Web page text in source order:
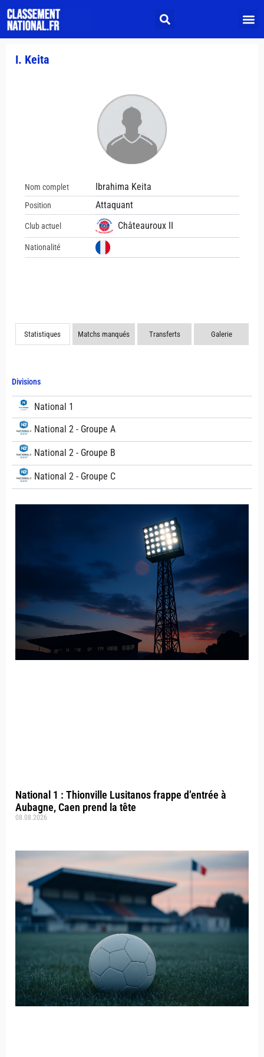
Divisions
National 1
National 2 - Groupe A
National 2 - Groupe B
National 2 - Groupe C
National 1 : Thionville Lusitanos frappe d’entrée à
Aubagne, Caen prend la tête
08.08.2026
I. Keita
Nom complet Ibrahima Keita
Position Attaquant
Club actuel Châteauroux II
Nationalité
Statistiques Matchs manqués Transferts Galerie